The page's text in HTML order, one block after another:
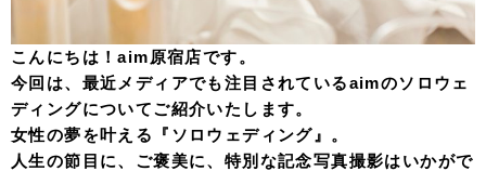
こんにちは！aim原宿店です。
今回は、最近メディアでも注目されているaimのソロウェ
ディングについてご紹介いたします。
女性の夢を叶える『ソロウェディング』。
人生の節目に、ご褒美に、特別な記念写真撮影はいかがで